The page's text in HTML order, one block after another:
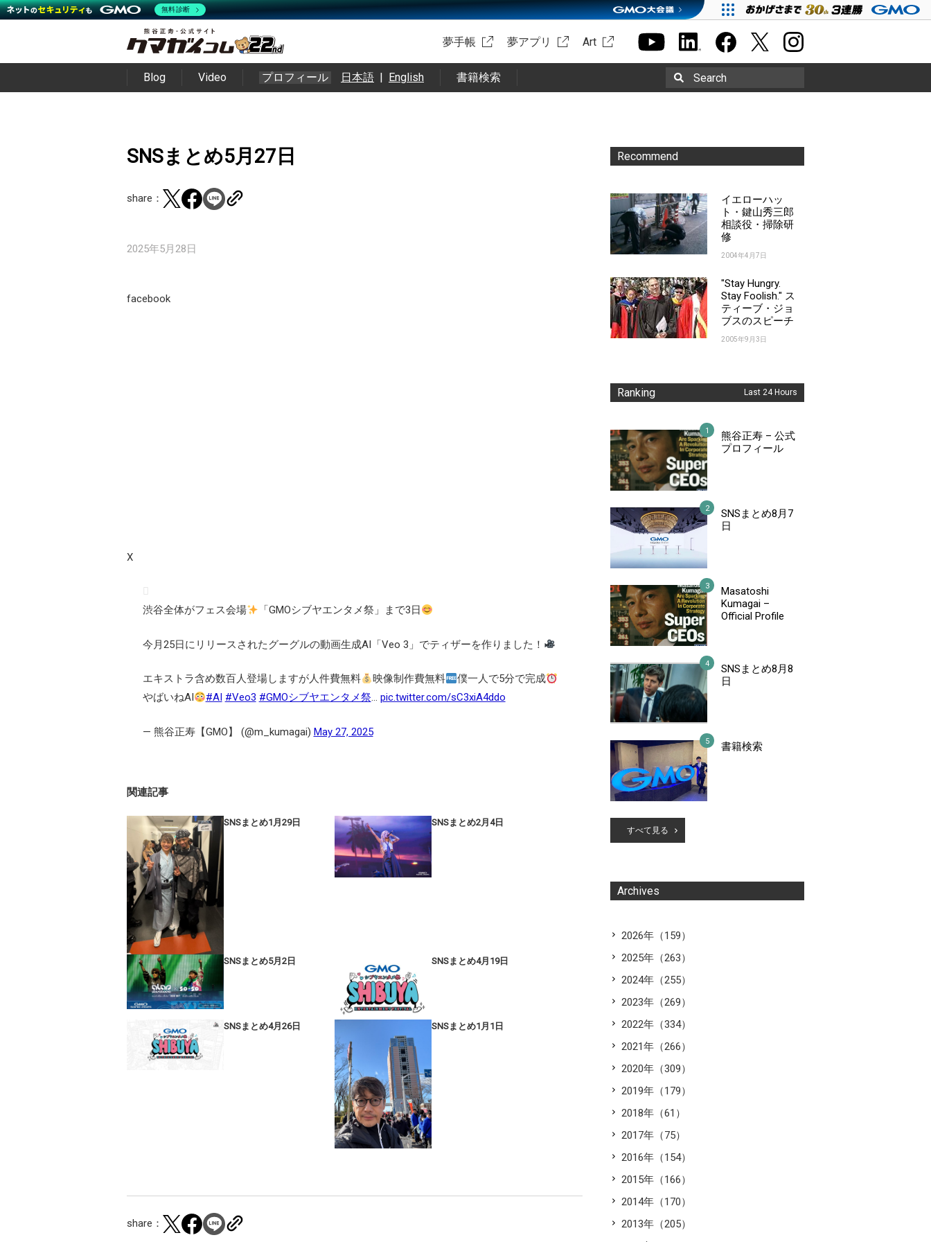
夢手帳 夢アプリ Art
Blog Video プロフィール 日本語 | English 書籍検索 Search
SNSまとめ5月27日
share：
2025年5月28日
facebook
X
渋谷全体がフェス会場 「GMOシブヤエンタメ祭」まで3日
今月25日にリリースされたグーグルの動画生成AI「Veo 3」でティザーを作りました！
エキストラ含め数百人登場しますが人件費無料 映像制作費無料
僕一人で5分で完成
やばいねAI
#AI #Veo3 #GMOシブヤエンタメ祭… pic.twitter.com/sC3xiA4ddo
— 熊谷正寿【GMO】 (@m_kumagai) May 27, 2025
関連記事
SNSまとめ1月29日 SNSまとめ2月4日
SNSまとめ5月2日 SNSまとめ4月19日
SNSまとめ4月26日 SNSまとめ1月1日
share：
Recommend
イエローハッ
ト・鍵山秀三郎
相談役・掃除研
修
2004年4月7日
"Stay Hungry.
Stay Foolish." ス
ティーブ・ジョ
ブスのスピーチ
2005年9月3日
Ranking Last 24 Hours
熊谷正寿 – 公式
プロフィール
SNSまとめ8月7
日
Masatoshi
Kumagai –
Official Profile
SNSまとめ8月8
日
書籍検索
すべて見る
Archives
2026年（159）
2025年（263）
2024年（255）
2023年（269）
2022年（334）
2021年（266）
2020年（309）
2019年（179）
2018年（61）
2017年（75）
2016年（154）
2015年（166）
2014年（170）
2013年（205）
無料診断